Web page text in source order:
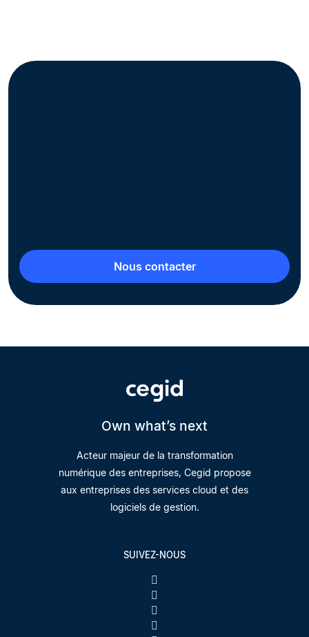
Nous contacter
Own what’s next
Acteur majeur de la transformation
numérique des entreprises, Cegid propose
aux entreprises des services cloud et des
logiciels de gestion.
SUIVEZ-NOUS